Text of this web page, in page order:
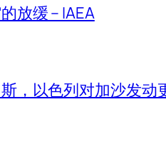
放缓 – IAEA
，以色列对加沙发动